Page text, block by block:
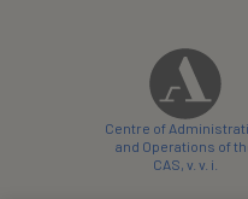
Centre of
and Operations of
CAS, v. v. i.